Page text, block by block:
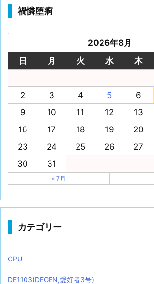
禍憐堕痾
2026年8月
日
月 火 水 木
2
3 4 5 6
9
10 11 12 13
16
17 18 19 20
23
24 25 26 27
30
31
« 7月
カテゴリー
CPU
DE1103(DEGEN,愛好者3号)